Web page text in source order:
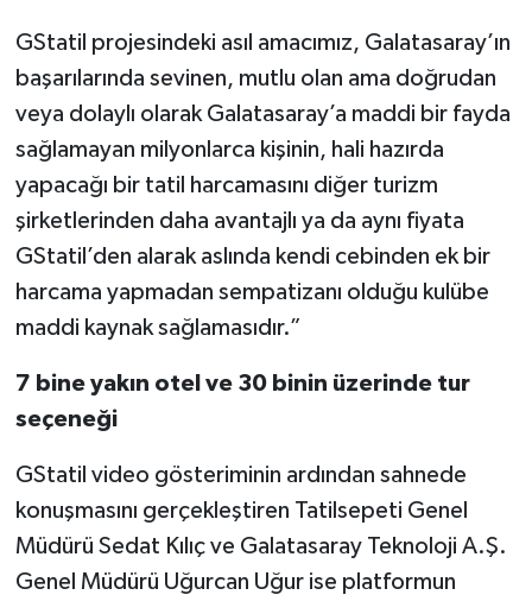
GStatil projesindeki asıl amacımız, Galatasaray’ın
başarılarında sevinen, mutlu olan ama doğrudan
veya dolaylı olarak Galatasaray’a maddi bir fayda
sağlamayan milyonlarca kişinin, hali hazırda
yapacağı bir tatil harcamasını diğer turizm
şirketlerinden daha avantajlı ya da aynı fiyata
GStatil’den alarak aslında kendi cebinden ek bir
harcama yapmadan sempatizanı olduğu kulübe
maddi kaynak sağlamasıdır.”
7 bine yakın otel ve 30 binin üzerinde tur
seçeneği
GStatil video gösteriminin ardından sahnede
konuşmasını gerçekleştiren Tatilsepeti Genel
Müdürü Sedat Kılıç ve Galatasaray Teknoloji A.Ş.
Genel Müdürü Uğurcan Uğur ise platformun